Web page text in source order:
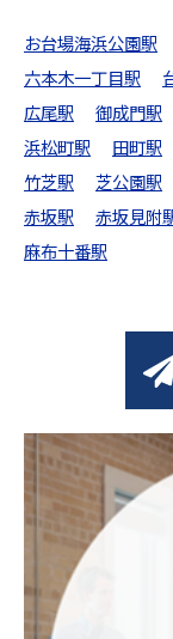
お台場海浜公園駅
六本木一丁目駅
広尾駅
御成門駅
浜松町駅
田町駅
竹芝駅
芝公園駅
赤坂駅
赤坂見附
麻布十番駅